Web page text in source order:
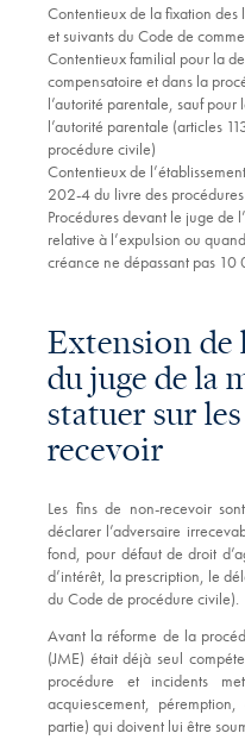
Contentieux de la fixation des
et suivants du Code de
Contentieux familial pour la
compensatoire et dans la
l’autorité parentale, sauf
l’autorité parentale (articles
procédure civile)
Contentieux de
202-4 du livre des procédures
Procédures devant le juge de
relative à l’expulsion ou
créance ne dépassant pas 10
Extension de
du juge de la
statuer sur
recevoir
Les fins de non-recevoir
déclarer l’adversaire
fond, pour défaut de droit
d’intérêt, la prescription, le
du Code de procédure civile).
Avant la réforme de la
(JME) était déjà seul
procédure et incidents
acquiescement,
partie) qui doivent lui être